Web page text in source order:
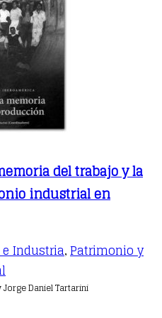
del trabajo y la
industrial en
Industria, Patrimonio y
product
has Daniel Tartarini